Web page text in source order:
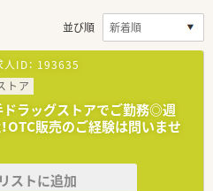
並び順
ID： 193635
トア
ドラッグストアでご勤務◎週
OTC販売のご経験は問いませ
ストに追加